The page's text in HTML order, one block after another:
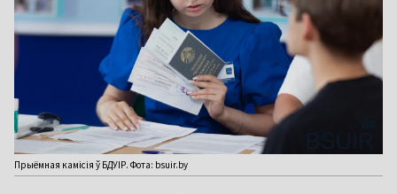
Прыёмная камісія ў БДУІР. Фота: bsuir.by